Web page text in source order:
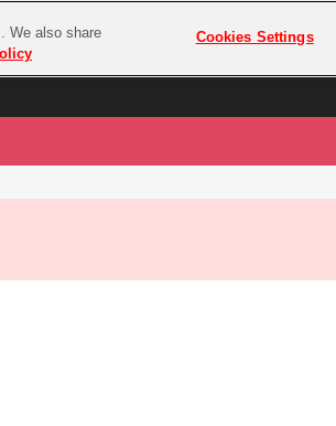
プレミアム会員とは
イブ！サンシャイン‼
We also share
Cookies Settings